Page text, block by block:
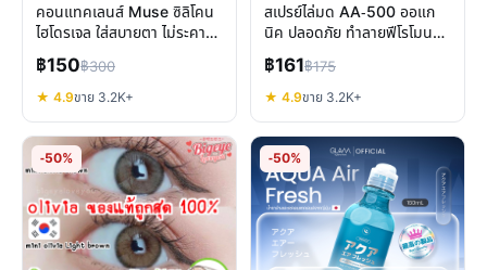
คอนแทคเลนส์ Muse ซิลิโคน
ไฮโดรเจล ใส่สบายตา ไม่ระคาย
เคือง เลนส์รายเดือน
฿150฿300
★ 4.9ขาย 3.2K+
สเปรย์ไล่มด AA-500 ออแก
นิค ปลอดภัย ทำลายฟีโรโมน
ป้องกันมดซ้ำ
฿161฿175
★ 4.9ขาย 3.2K+
-50% -50%